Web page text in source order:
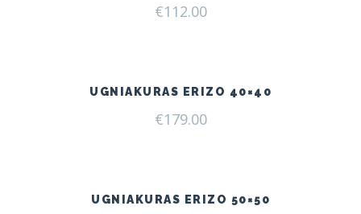
€112.00
UGNIAKURAS ERIZO 40×40
€179.00
UGNIAKURAS ERIZO 50×50